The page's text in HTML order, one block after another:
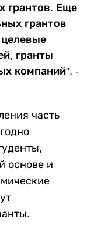
грантов. Еще
грантов
гранты
компаний", -
часть
основе и